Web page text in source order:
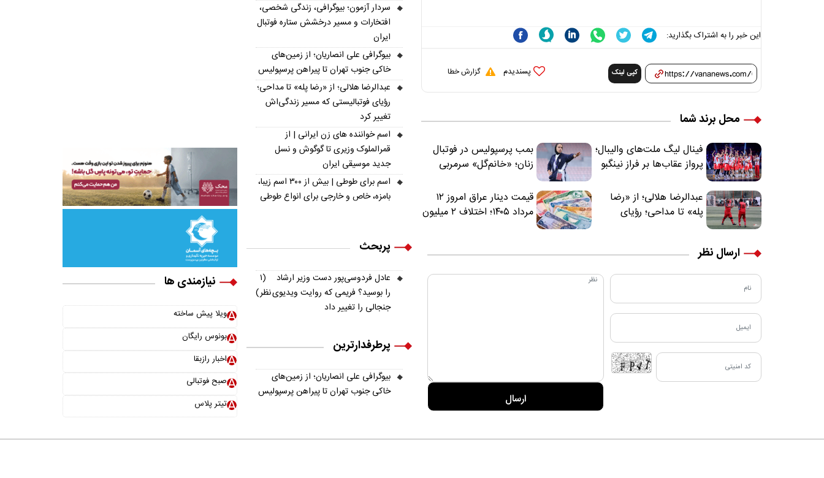
این خبر را به اشتراک بگذارید:
کپی لینک پسندیدم گزارش خطا
محل برند شما
فینال لیگ ملت‌های والیبال؛
پرواز عقاب‌ها بر فراز نینگبو
بمب پرسپولیس در فوتبال
زنان؛ «خانم‌گل» سرمربی
عبدالرضا هلالی؛ از «رضا
پله» تا مداحی؛ رؤیای
قیمت دینار عراق امروز ۱۲
مرداد ۱۴۰۵؛ اختلاف ۲ میلیون
ارسال نظر
سردار آزمون؛ بیوگرافی، زندگی شخصی،
افتخارات و مسیر درخشش ستاره فوتبال
ایران
بیوگرافی علی انصاریان؛ از زمین‌های
خاکی جنوب تهران تا پیراهن پرسپولیس
عبدالرضا هلالی؛ از «رضا پله» تا مداحی؛
رؤیای فوتبالیستی که مسیر زندگی‌اش
تغییر کرد
اسم خواننده های زن ایرانی | از
قمرالملوک وزیری تا گوگوش و نسل
جدید موسیقی ایران
اسم برای طوطی | بیش از ۳۰۰ اسم زیبا،
بامزه، خاص و خارجی برای انواع طوطی
پربحث
عادل فردوسی‌پور دست وزیر ارشاد
را بوسید؟ فریمی که روایت ویدیوی
جنجالی را تغییر داد
(۱
نظر)
پرطرفدارترین
بیوگرافی علی انصاریان؛ از زمین‌های
خاکی جنوب تهران تا پیراهن پرسپولیس
نیازمندی ها
ویلا پیش ساخته
بونوس رایگان
اخبار رازبقا
صبح فوتبالی
تیتر پلاس